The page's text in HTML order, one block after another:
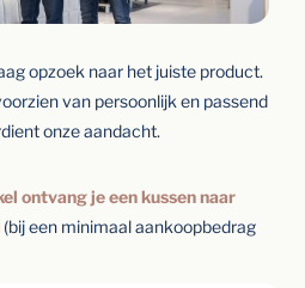
opzoek naar het juiste product.
van persoonlijk en passend
onze aandacht.
ontvang je een kussen naar
(bij een minimaal aankoopbedrag